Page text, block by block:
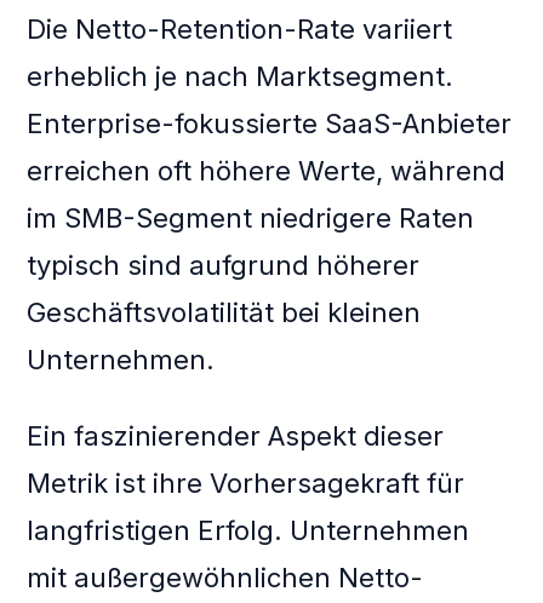
Die Netto-Retention-Rate variiert
erheblich je nach Marktsegment.
Enterprise-fokussierte SaaS-Anbieter
erreichen oft höhere Werte, während
im SMB-Segment niedrigere Raten
typisch sind aufgrund höherer
Geschäftsvolatilität bei kleinen
Unternehmen.
Ein faszinierender Aspekt dieser
Metrik ist ihre Vorhersagekraft für
langfristigen Erfolg. Unternehmen
mit außergewöhnlichen Netto-